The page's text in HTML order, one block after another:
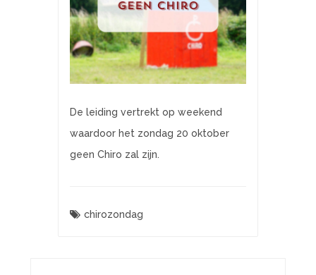
De leiding vertrekt op weekend
waardoor het zondag 20 oktober
geen Chiro zal zijn.
chirozondag